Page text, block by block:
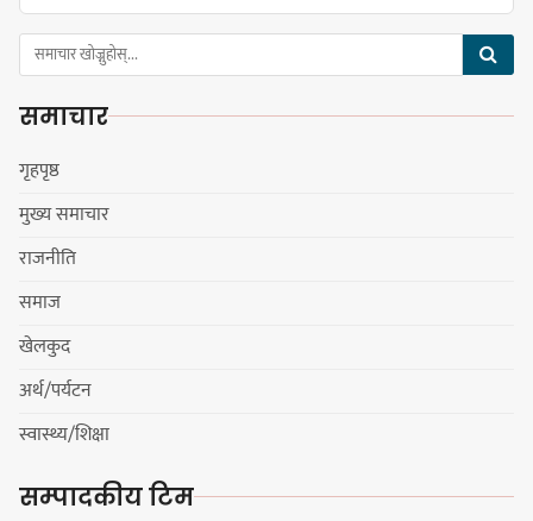
नेपाली काँग्रेस सभापति गगन थापालाई
सुनसरीका कार्यकर्ताको आग्रह
समाचार
गृहपृष्ठ
मुख्य समाचार
राजनीति
समाज
खेलकुद
अर्थ/पर्यटन
स्वास्थ्य/शिक्षा
सम्पादकीय टिम